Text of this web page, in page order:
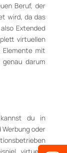
Beruf, der
wird, da das
Extended
virtuellen
mit
darum
du in
oder
virtuelle